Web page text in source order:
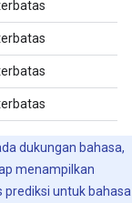
dukungan bahasa,
menampilkan
untuk bahasa